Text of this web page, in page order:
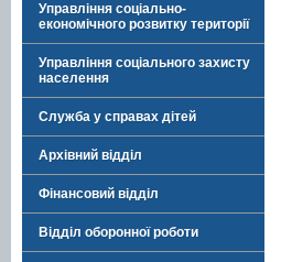
Управління соціально-
економічного розвитку території
Управління соціального захисту
населення
Служба у справах дітей
Архівний відділ
Фінансовий відділ
Відділ оборонної роботи